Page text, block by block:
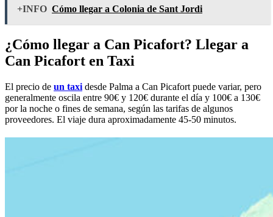
+INFO Cómo llegar a Colonia de Sant Jordi
¿Cómo llegar a Can Picafort? Llegar a
Can Picafort en Taxi
El precio de un taxi desde Palma a Can Picafort puede variar, pero
generalmente oscila entre 90€ y 120€ durante el día y 100€ a 130€
por la noche o fines de semana, según las tarifas de algunos
proveedores. El viaje dura aproximadamente 45-50 minutos.